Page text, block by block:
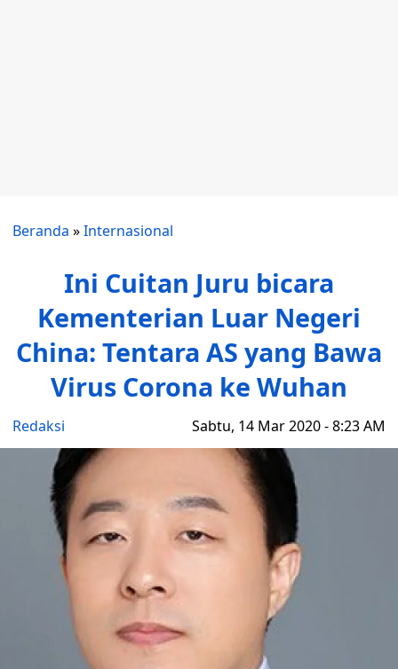
Beranda »Internasional
Ini Cuitan Juru bicara
Kementerian Luar Negeri
China: Tentara AS yang Bawa
Virus Corona ke Wuhan
Redaksi Sabtu, 14 Mar 2020 - 8:23 AM